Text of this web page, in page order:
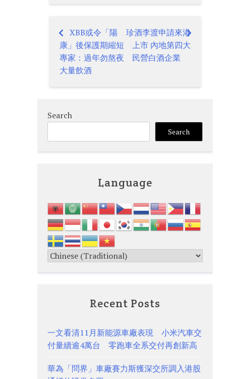
Post
navigation
XBB或令「陽
康」後保護期縮短
專家：過年勿熬夜
大量飲酒
珍酒李渡申請來港
上市 內地第四大
民營白酒企業
Search
Search
Language
Recent Posts
一文看清11月新能源車廠表現 小米汽車交
付量續逾4萬台 零跑車全系交付再創新高
華為「問界」車廠賽力斯獲深交所調入港股